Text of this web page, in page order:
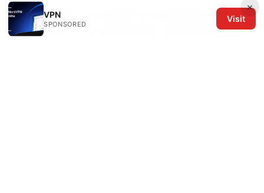
Vpn一键回国：2025年海外华人访问国内网络的终极
指南Ez梯子：VPN 使用全攻略，提升隐私与上网自
×
VPN
SPONSORED
Visit